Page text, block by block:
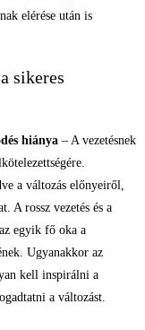
elérése után is
sikeres
hiánya – A vezetésnek
a változás előnyeiről,
A rossz vezetés és a
egyik fő oka a
Ugyanakkor az
kell inspirálni a
a változást.